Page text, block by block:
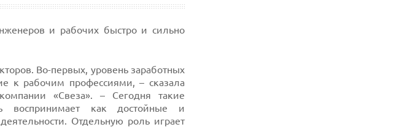
и рабочих быстро и сильно
Во-первых, уровень заработных
к рабочим профессиями, – сказала
«Свеза». – Сегодня такие
воспринимает как достойные и
Отдельную роль играет